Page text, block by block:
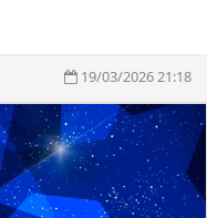
19/03/2026 21:18